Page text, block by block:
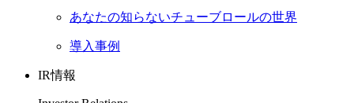
あなたの知らないチューブロールの世界
導入事例
IR情報